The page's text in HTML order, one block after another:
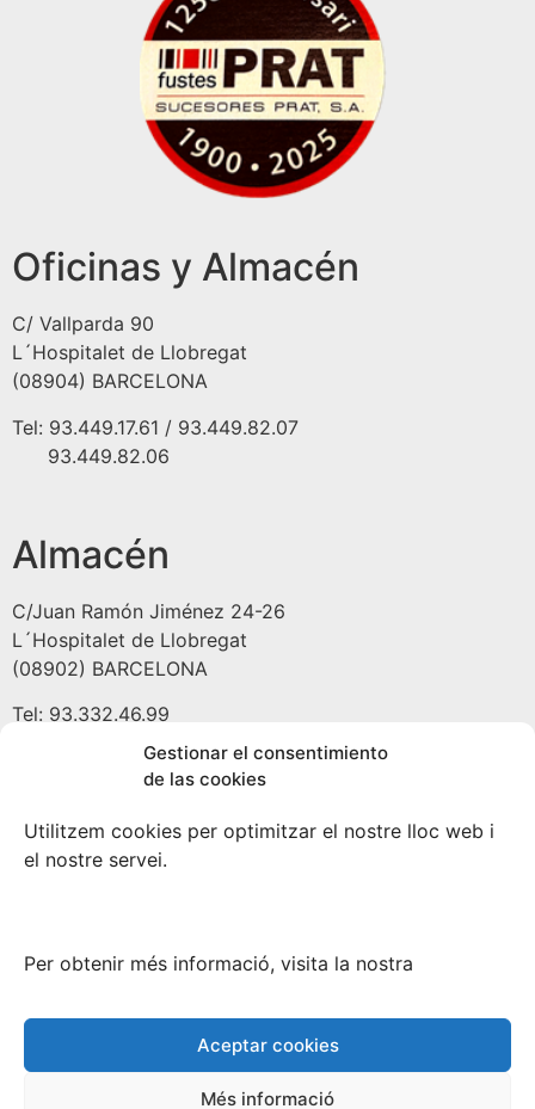
Gestionar el consentimiento
de las cookies
Utilitzem cookies per optimitzar el nostre lloc web i
el nostre servei.
Per obtenir més informació, visita la nostra
Aceptar cookies
Més informació
Oficinas y Almacén
C/ Vallparda 90
L´Hospitalet de Llobregat
(08904) BARCELONA
Tel: 93.449.17.61 / 93.449.82.07
93.449.82.06
Almacén
C/Juan Ramón Jiménez 24-26
L´Hospitalet de Llobregat
(08902) BARCELONA
Tel: 93.332.46.99
Almacén
Avda/ Prat de la Riba 189
Tel: 93.663.25.82
Copyright 2021 Fustes Prat